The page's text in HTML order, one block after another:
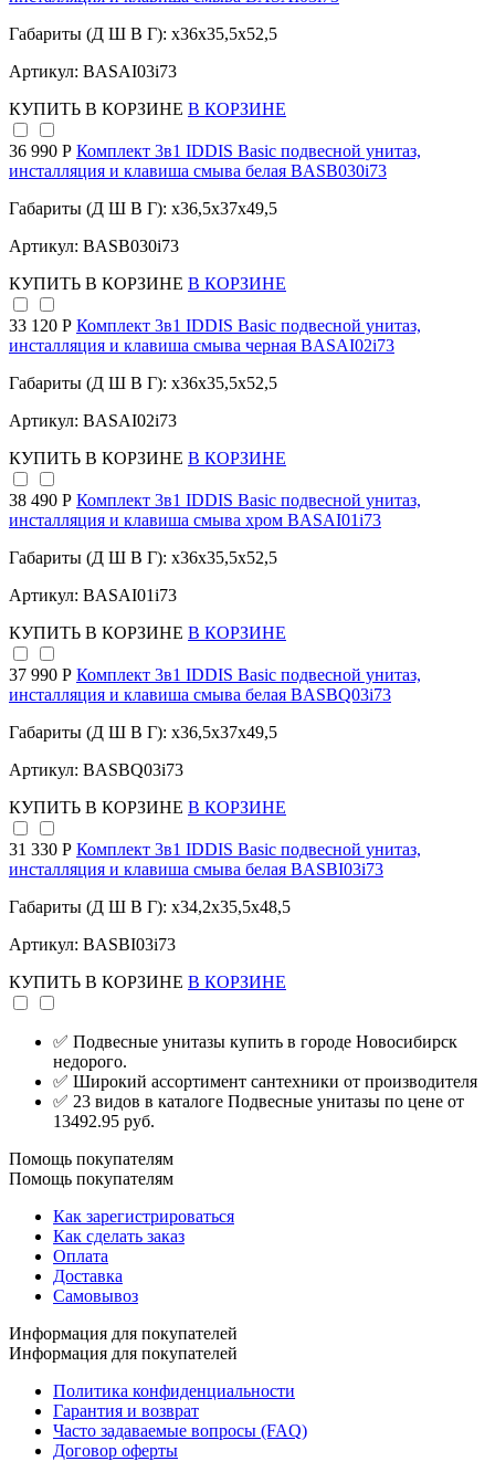
Габариты (Д Ш В Г): x36x35,5x52,5
Артикул: BASAI03i73
КУПИТЬ В КОРЗИНЕ В КОРЗИНЕ
36 990 Р Комплект 3в1 IDDIS Basic подвесной унитаз,
инсталляция и клавиша смыва белая BASB030i73
Габариты (Д Ш В Г): x36,5x37x49,5
Артикул: BASB030i73
КУПИТЬ В КОРЗИНЕ В КОРЗИНЕ
33 120 Р Комплект 3в1 IDDIS Basic подвесной унитаз,
инсталляция и клавиша смыва черная BASAI02i73
Габариты (Д Ш В Г): x36x35,5x52,5
Артикул: BASAI02i73
КУПИТЬ В КОРЗИНЕ В КОРЗИНЕ
38 490 Р Комплект 3в1 IDDIS Basic подвесной унитаз,
инсталляция и клавиша смыва хром BASAI01i73
Габариты (Д Ш В Г): x36x35,5x52,5
Артикул: BASAI01i73
КУПИТЬ В КОРЗИНЕ В КОРЗИНЕ
37 990 Р Комплект 3в1 IDDIS Basic подвесной унитаз,
инсталляция и клавиша смыва белая BASBQ03i73
Габариты (Д Ш В Г): x36,5x37x49,5
Артикул: BASBQ03i73
КУПИТЬ В КОРЗИНЕ В КОРЗИНЕ
31 330 Р Комплект 3в1 IDDIS Basic подвесной унитаз,
инсталляция и клавиша смыва белая BASBI03i73
Габариты (Д Ш В Г): x34,2x35,5x48,5
Артикул: BASBI03i73
КУПИТЬ В КОРЗИНЕ В КОРЗИНЕ
✅ Подвесные унитазы купить в городе Новосибирск
недорого.
✅ Широкий ассортимент сантехники от производителя
✅ 23 видов в каталоге Подвесные унитазы по цене от
13492.95 руб.
Помощь покупателям
Помощь покупателям
Как зарегистрироваться
Как сделать заказ
Оплата
Доставка
Самовывоз
Информация для покупателей
Информация для покупателей
Политика конфиденциальности
Гарантия и возврат
Часто задаваемые вопросы (FAQ)
Договор оферты